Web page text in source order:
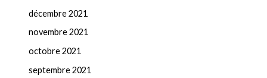
décembre 2021
novembre 2021
octobre 2021
septembre 2021